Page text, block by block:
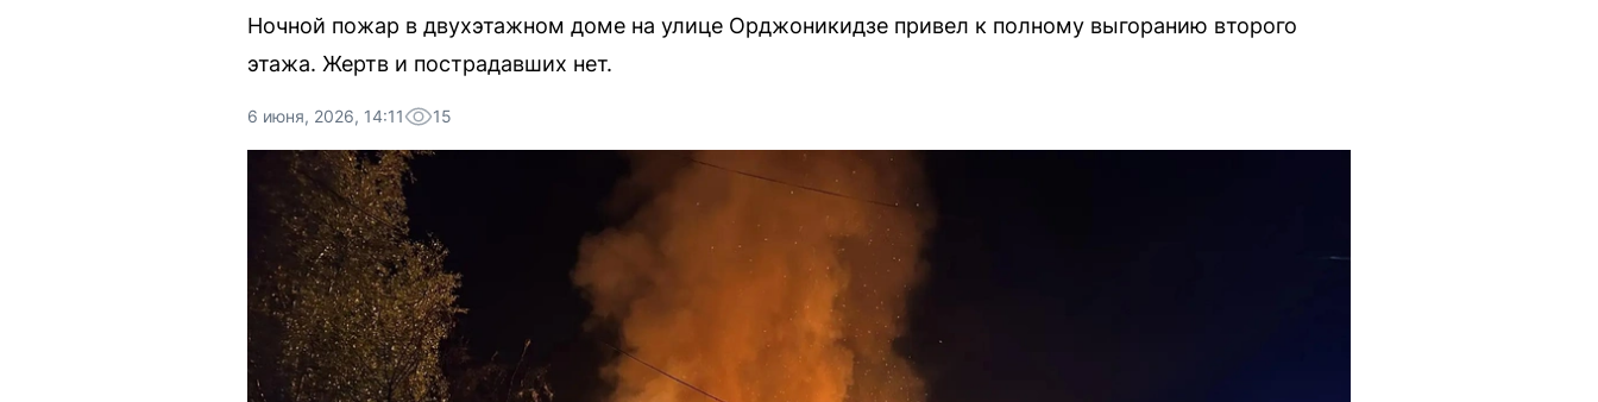
Ночной пожар в двухэтажном доме на улице Орджоникидзе привел к полному выгоранию второго
этажа. Жертв и пострадавших нет.
6 июня, 2026, 14:11 15